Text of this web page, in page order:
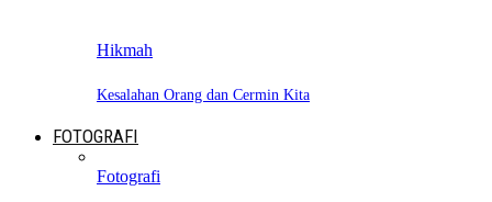
Hikmah
Kesalahan Orang dan Cermin Kita
FOTOGRAFI
Fotografi